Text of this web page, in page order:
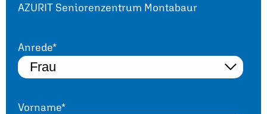
AZURIT Seniorenzentrum Montabaur
Anrede*
Vorname*